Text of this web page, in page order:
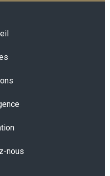
nous